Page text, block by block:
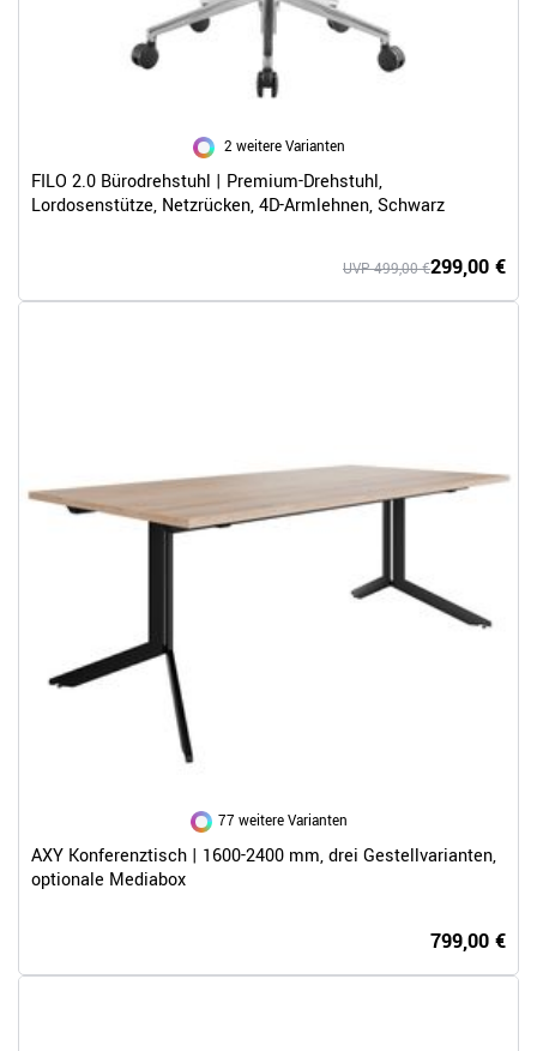
2 weitere Varianten
FILO 2.0 Bürodrehstuhl | Premium-Drehstuhl,
Lordosenstütze, Netzrücken, 4D-Armlehnen, Schwarz
299,00 €
UVP 499,00 €
77 weitere Varianten
AXY Konferenztisch | 1600-2400 mm, drei Gestellvarianten,
optionale Mediabox
799,00 €